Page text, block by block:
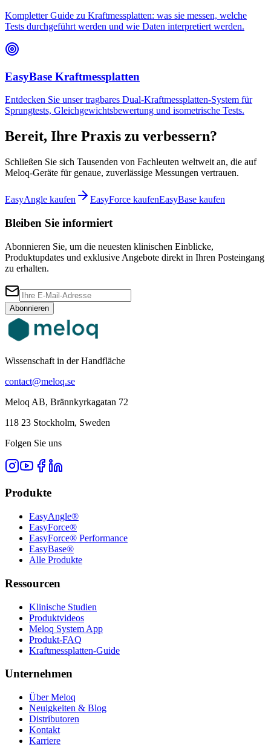
Kompletter Guide zu Kraftmessplatten: was sie messen, welche
Tests durchgeführt werden und wie Daten interpretiert werden.
EasyBase Kraftmessplatten
Entdecken Sie unser tragbares Dual-Kraftmessplatten-System für
Sprungtests, Gleichgewichtsbewertung und isometrische Tests.
Bereit, Ihre Praxis zu verbessern?
Schließen Sie sich Tausenden von Fachleuten weltweit an, die auf
Meloq-Geräte für genaue, zuverlässige Messungen vertrauen.
EasyAngle kaufen EasyForce kaufenEasyBase kaufen
Bleiben Sie informiert
Abonnieren Sie, um die neuesten klinischen Einblicke,
Produktupdates und exklusive Angebote direkt in Ihren Posteingang
zu erhalten.
Abonnieren
Wissenschaft in der Handfläche
contact@meloq.se
Meloq AB, Brännkyrkagatan 72
118 23 Stockholm, Sweden
Folgen Sie uns
Produkte
EasyAngle®
EasyForce®
EasyForce® Performance
EasyBase®
Alle Produkte
Ressourcen
Klinische Studien
Produktvideos
Meloq System App
Produkt-FAQ
Kraftmessplatten-Guide
Unternehmen
Über Meloq
Neuigkeiten & Blog
Distributoren
Kontakt
Karriere